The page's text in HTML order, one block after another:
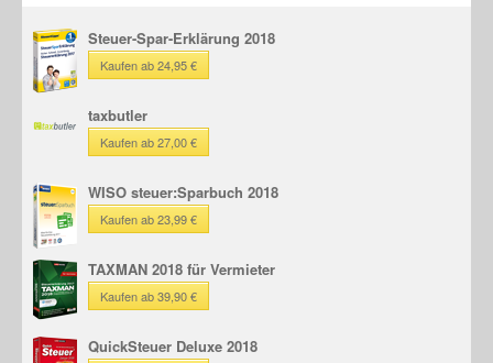
Steuer-Spar-Erklärung 2018
Kaufen ab 24,95 €
taxbutler
Kaufen ab 27,00 €
WISO steuer:Sparbuch 2018
Kaufen ab 23,99 €
TAXMAN 2018 für Vermieter
Kaufen ab 39,90 €
QuickSteuer Deluxe 2018